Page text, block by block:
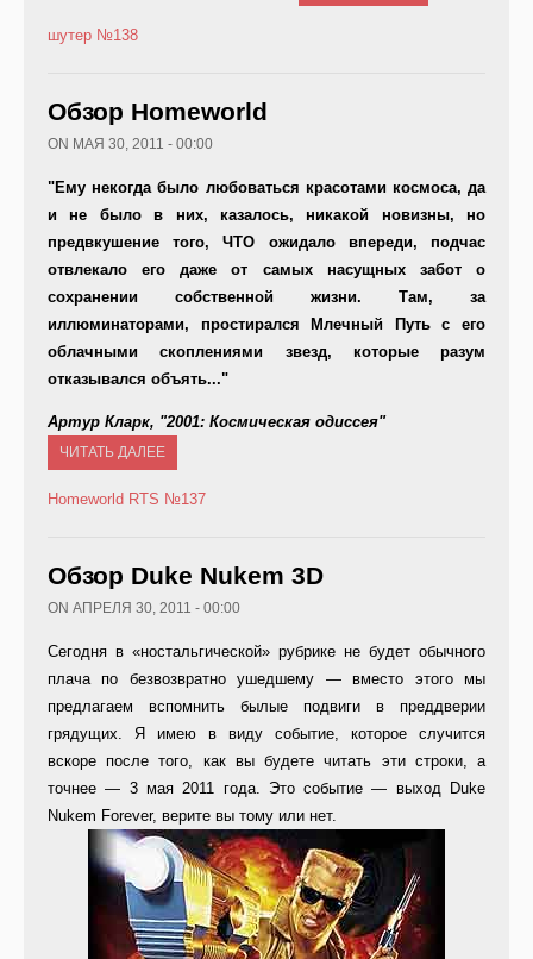
шутер №138
Обзор Homeworld
ON МАЯ 30, 2011 - 00:00
"Ему некогда было любоваться красотами космоса, да
и не было в них, казалось, никакой новизны, но
предвкушение того, ЧТО ожидало впереди, подчас
отвлекало его даже от самых насущных забот о
сохранении собственной жизни. Там, за
иллюминаторами, простирался Млечный Путь с его
облачными скоплениями звезд, которые разум
отказывался объять..."
Артур Кларк, "2001: Космическая одиссея"
ЧИТАТЬ ДАЛЕЕ
Homeworld RTS №137
Обзор Duke Nukem 3D
ON АПРЕЛЯ 30, 2011 - 00:00
Сегодня в «ностальгической» рубрике не будет обычного
плача по безвозвратно ушедшему — вместо этого мы
предлагаем вспомнить былые подвиги в преддверии
грядущих. Я имею в виду событие, которое случится
вскоре после того, как вы будете читать эти строки, а
точнее — 3 мая 2011 года. Это событие — выход Duke
Nukem Forever, верите вы тому или нет.